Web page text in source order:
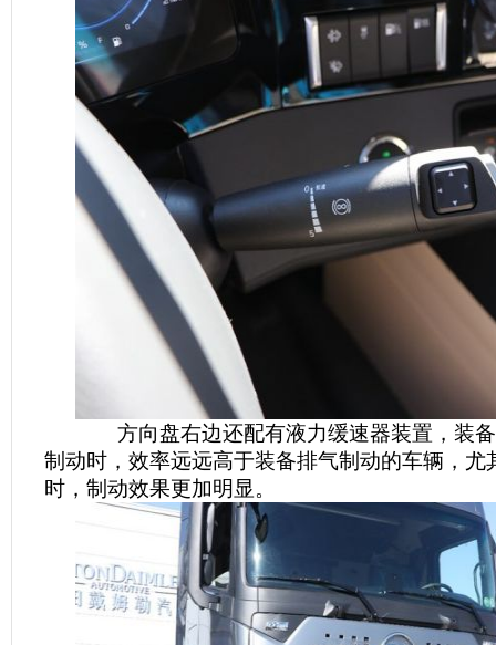
方向盘右边还配有液力缓速器装置，装备
制动时，效率远远高于装备排气制动的车辆，尤
时，制动效果更加明显。